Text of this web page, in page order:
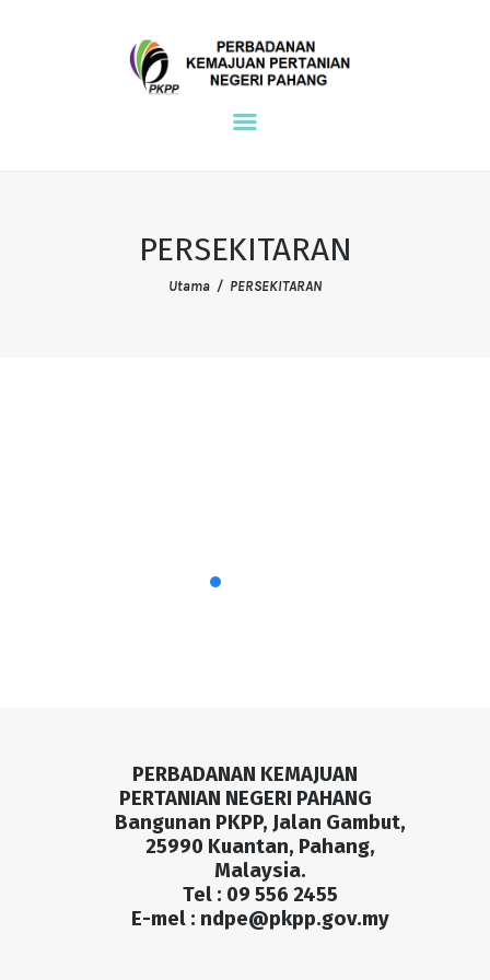
PERSEKITARAN
Utama PERSEKITARAN
NDPE PKPP
TEMPAT KERJA
RUJUKAN
PERBADANAN KEMAJUAN
PERTANIAN NEGERI PAHANG
Bangunan PKPP, Jalan Gambut,
25990 Kuantan, Pahang,
Malaysia.
Tel : 09 556 2455
E-mel : ndpe@pkpp.gov.my